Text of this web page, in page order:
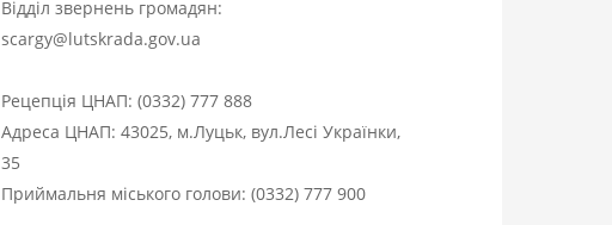
Відділ звернень громадян:
scargy@lutskrada.gov.ua
Рецепція ЦНАП: (0332) 777 888
Адреса ЦНАП: 43025, м.Луцьк, вул.Лесі Українки,
35
Приймальня міського голови: (0332) 777 900